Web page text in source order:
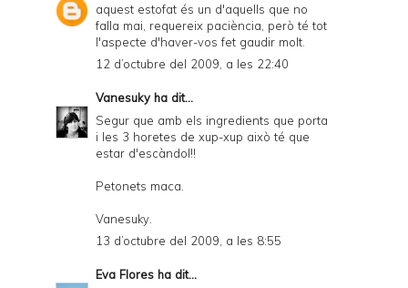
aquest estofat és un d'aquells que no
falla mai, requereix paciència, però té tot
l'aspecte d'haver-vos fet gaudir molt.
12 d’octubre del 2009, a les 22:40
Vanesukyha dit...
Segur que amb els ingredients que porta
i les 3 horetes de xup-xup això té que
estar d'escàndol!!
Petonets maca.
Vanesuky.
13 d’octubre del 2009, a les 8:55
Eva Flores ha dit...